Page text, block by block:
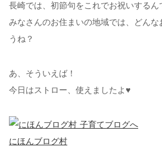
長崎では、初節句をこれでお祝いするん
みなさんのお住まいの地域では、どんな
うね？
あ、そういえば！
今日はストロー、使えましたよ♥
にほんブログ村